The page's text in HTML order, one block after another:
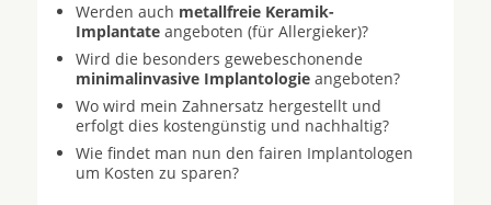
Werden auch metallfreie Keramik-
Implantate angeboten (für Allergieker)?
Wird die besonders gewebeschonende
minimalinvasive Implantologie angeboten?
Wo wird mein Zahnersatz hergestellt und
erfolgt dies kostengünstig und nachhaltig?
Wie findet man nun den fairen Implantologen
um Kosten zu sparen?